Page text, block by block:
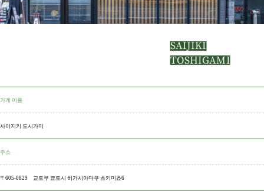
가게 이름
사이지키 도시가미
주소
〒605-0829 교토부 쿄토시 히가시야마쿠 츠키미쵸6